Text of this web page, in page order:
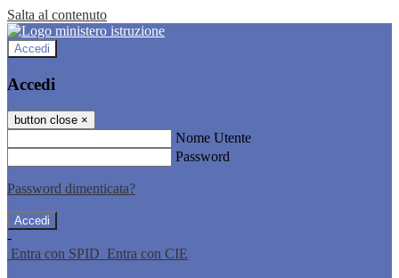
Salta al contenuto
Accedi
Accedi
button close ×
Nome Utente
Password
Password dimenticata?
-
Entra con SPID Entra con CIE